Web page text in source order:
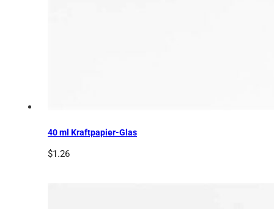
40 ml Kraftpapier-Glas
$1.26